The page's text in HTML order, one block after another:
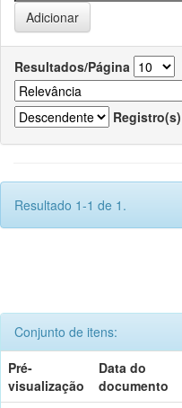
Resultados/Página
Registro(s)
Resultado 1-1 de 1.
Conjunto de itens:
Pré-
visualização
Data do
documento